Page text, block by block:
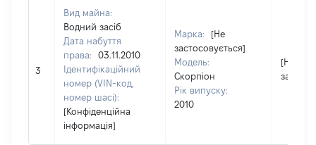
3
Вид майна:
Водний засіб
Дата набуття
права:
03.11.2010
Ідентифікаційний
номер (VIN-код,
номер шасі):
[Конфіденційна
інформація]
Марка:
[Не
застосовується]
Модель:
Скорпіон
Рік випуску:
2010
[Не